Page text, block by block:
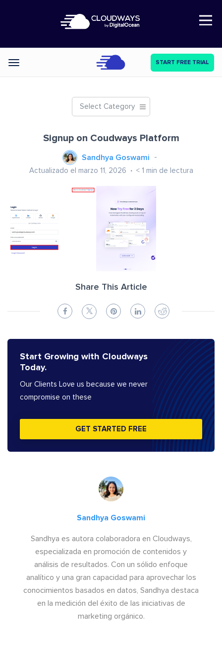
Open Nav
Categories START FREE TRIAL
Select Category
Signup on Coudways Platform
Sandhya Goswami
Actualizado el marzo 11, 2026 < 1 min de lectura
Share This Article
Start Growing with Cloudways
Today.
Our Clients Love us because we never
compromise on these
GET STARTED FREE
Sandhya Goswami
Sandhya es autora colaboradora en Cloudways,
especializada en promoción de contenidos y
análisis de resultados. Con un sólido enfoque
analítico y una gran capacidad para aprovechar los
conocimientos basados en datos, Sandhya destaca
en la medición del éxito de las iniciativas de
marketing orgánico.